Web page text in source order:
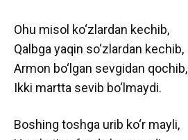
Ohu misol ko‘zlardan kechib,
Qalbga yaqin so‘zlardan kechib,
Armon bo‘lgan sevgidan qochib,
Ikki martta sevib bo‘lmaydi.
Boshing toshga urib ko‘r mayli,